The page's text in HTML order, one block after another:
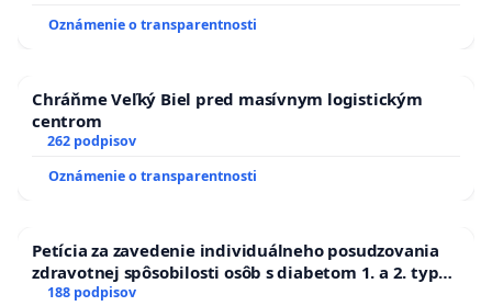
Oznámenie o transparentnosti
Chráňme Veľký Biel pred masívnym logistickým
centrom
262 podpisov
Oznámenie o transparentnosti
Petícia za zavedenie individuálneho posudzovania
zdravotnej spôsobilosti osôb s diabetom 1. a 2. typu
pri prijímaní do Policajného zboru SR
188 podpisov